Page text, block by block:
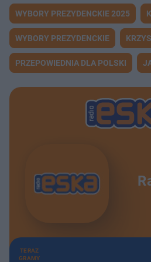
WYBORY PREZYDENCKIE 2025
WYBORY PREZYDENCKIE
PRZEPOWIEDNIA DLA POLSKI
TERAZ
GRAMY